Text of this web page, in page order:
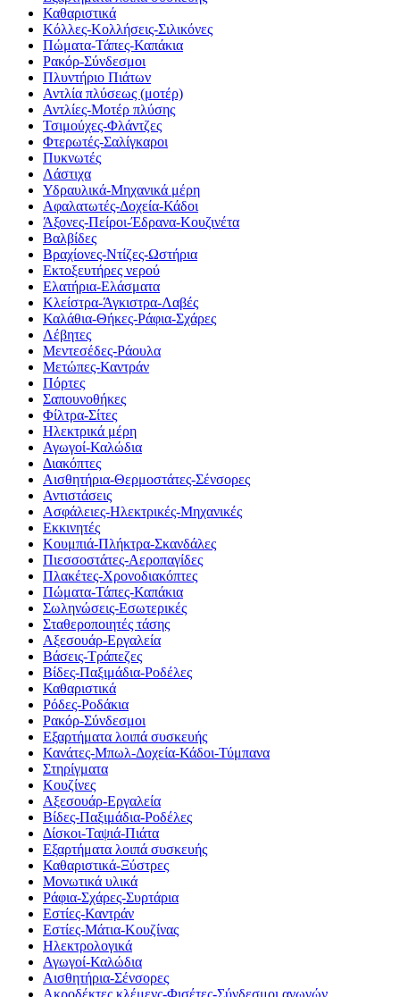
Καθαριστικά
Κόλλες-Κολλήσεις-Σιλικόνες
Πώματα-Τάπες-Καπάκια
Ρακόρ-Σύνδεσμοι
Πλυντήριο Πιάτων
Αντλία πλύσεως (μοτέρ)
Αντλίες-Μοτέρ πλύσης
Τσιμούχες-Φλάντζες
Φτερωτές-Σαλίγκαροι
Πυκνωτές
Λάστιχα
Υδραυλικά-Mηχανικά μέρη
Αφαλατωτές-Δοχεία-Κάδοι
Άξονες-Πείροι-Έδρανα-Κουζινέτα
Βαλβίδες
Βραχίονες-Ντίζες-Ωστήρια
Εκτοξευτήρες νερού
Ελατήρια-Ελάσματα
Κλείστρα-Άγκιστρα-Λαβές
Καλάθια-Θήκες-Ράφια-Σχάρες
Λέβητες
Μεντεσέδες-Ράουλα
Μετώπες-Καντράν
Πόρτες
Σαπουνοθήκες
Φίλτρα-Σίτες
Ηλεκτρικά μέρη
Αγωγοί-Καλώδια
Διακόπτες
Αισθητήρια-Θερμοστάτες-Σένσορες
Αντιστάσεις
Ασφάλειες-Ηλεκτρικές-Μηχανικές
Εκκινητές
Κουμπιά-Πλήκτρα-Σκανδάλες
Πιεσσοστάτες-Αεροπαγίδες
Πλακέτες-Χρονοδιακόπτες
Πώματα-Τάπες-Καπάκια
Σωληνώσεις-Εσωτερικές
Σταθεροποιητές τάσης
Αξεσουάρ-Εργαλεία
Βάσεις-Τράπεζες
Βίδες-Παξιμάδια-Ροδέλες
Καθαριστικά
Ρόδες-Ροδάκια
Ρακόρ-Σύνδεσμοι
Εξαρτήματα λοιπά συσκευής
Κανάτες-Μπωλ-Δοχεία-Κάδοι-Τύμπανα
Στηρίγματα
Κουζίνες
Αξεσουάρ-Εργαλεία
Βίδες-Παξιμάδια-Ροδέλες
Δίσκοι-Ταψιά-Πιάτα
Εξαρτήματα λοιπά συσκευής
Καθαριστικά-Ξύστρες
Μονωτικά υλικά
Ράφια-Σχάρες-Συρτάρια
Εστίες-Καντράν
Εστίες-Μάτια-Κουζίνας
Ηλεκτρολογικά
Αγωγοί-Καλώδια
Αισθητήρια-Σένσορες
Ακροδέκτες κλέμενς-Φισέτες-Σύνδεσμοι αγωγών